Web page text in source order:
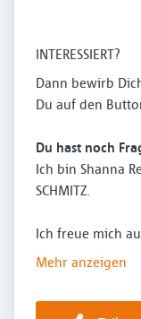
INTERESSIERT?
Dann bewirb
Du auf den
Du hast noch
Ich bin Shanna
SCHMITZ.
Ich freue mich
Mehr anzeigen